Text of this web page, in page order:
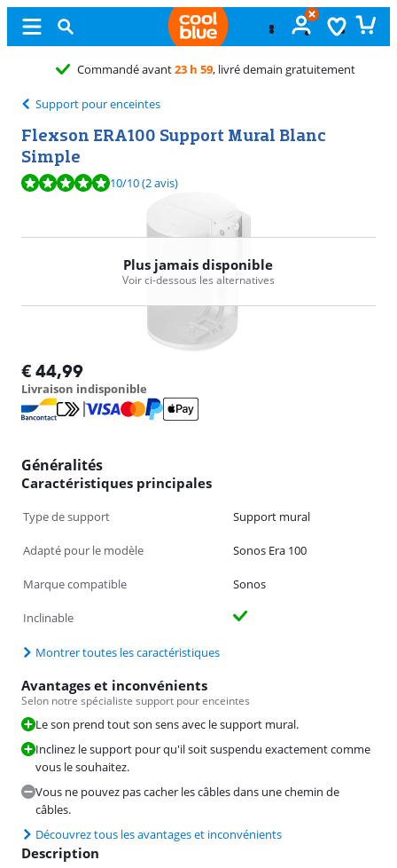
Commandé avant23 h 59, livré demain gratuitement
Support pour enceintes
Flexson ERA100 Support Mural Blanc
Simple
La note est de 10 sur 10, basée sur 2 avis.
10/10(2 avis)
Plus jamais disponible
Voir ci-dessous les alternatives
€ 44,99
Livraison indisponible
Généralités
Caractéristiques principales
Type de support Support mural
Adapté pour le modèle Sonos Era 100
Marque compatible Sonos
Inclinable
Montrer toutes les caractéristiques
Avantages et inconvénients
Selon notre spécialiste support pour enceintes
Le son prend tout son sens avec le support mural.
Inclinez le support pour qu'il soit suspendu exactement comme
vous le souhaitez.
Vous ne pouvez pas cacher les câbles dans une chemin de
câbles.
Découvrez tous les avantages et inconvénients
Description